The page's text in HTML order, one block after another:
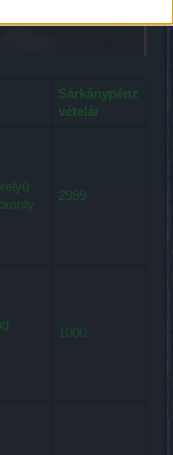
Sárkánypénz
vételár
2999
1000